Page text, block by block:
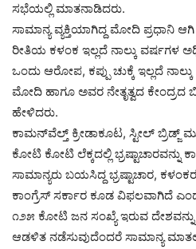
ಸಭೆಯಲ್ಲಿ ಮಾತನಾಡಿದರು.
ಸಾಮಾನ್ಯ ವ್ಯಕ್ತಿಯಾಗಿದ್ದ ಮೋದಿ ಪ್ರಧಾನಿ
ರೀತಿಯ ಕಳಂಕ ಇಲ್ಲದೆ ನಾಲ್ಕು ವರ್ಷಗಳ
ಒಂದು ಆರೋಪ, ಕಪ್ಪು ಚುಕ್ಕೆ ಇಲ್ಲದೆ
ಮೋದಿ ಹಾಗೂ ಅವರ ನೇತೃತ್ವದ ಕೇಂದ್ರದ
ಹೇಳಿದರು.
ಕಾಮನ್‌ವೆಲ್ತ್ ಕ್ರೀಡಾಕೂಟ, ಸ್ಟೀಲ್ ಬ್ರಿಡ್ಜ್
ಕೋಟಿ ಕೋಟಿ ಲೆಕ್ಕದಲ್ಲಿ ಭ್ರಷ್ಟಾಚಾರವನ್ನು
ಸಾಮಾನ್ಯರು ಬಯಸಿದ್ದ ಭ್ರಷ್ಟಾಚಾರ,
ಕಾಂಗ್ರೆಸ್ ಸರ್ಕಾರ ಕೂಡ ವಿಫಲವಾಗಿದೆ
೧೨೫ ಕೋಟಿ ಜನ ಸಂಖ್ಯೆ ಇರುವ
ಆಡಳಿತ ನಡೆಸುವುದೆಂದರೆ ಸಾಮಾನ್ಯ